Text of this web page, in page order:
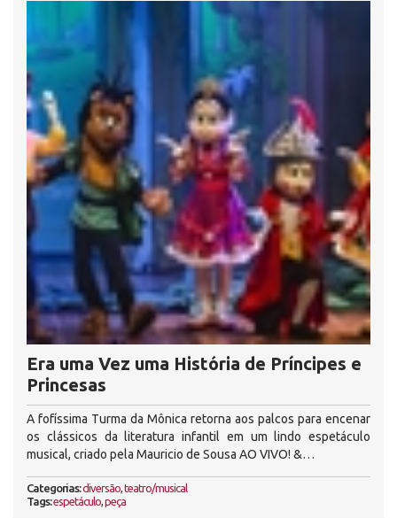
Era uma Vez uma História de Príncipes e
Princesas
A fofíssima Turma da Mônica retorna aos palcos para encenar
os clássicos da literatura infantil em um lindo espetáculo
musical, criado pela Mauricio de Sousa AO VIVO! &…
Categorias:diversão,teatro/musical
Tags:espetáculo,peça